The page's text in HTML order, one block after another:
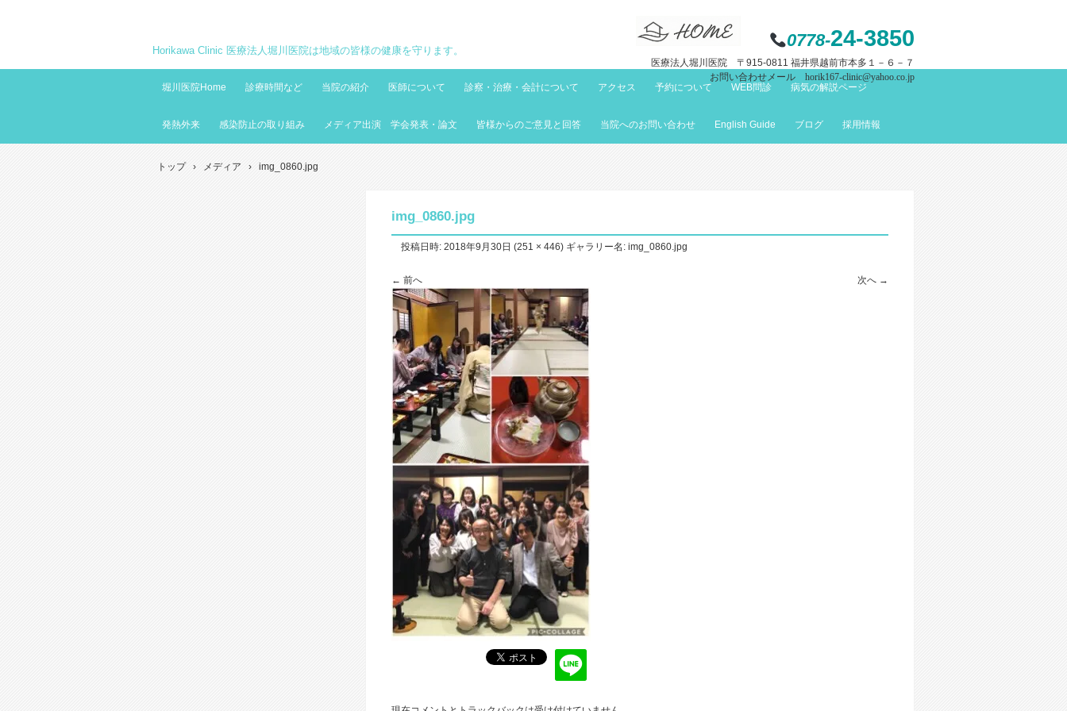
Horikawa Clinic 医療法人堀川医院は地域の皆様の健康を守ります。
0778-24-3850
医療法人堀川医院 〒915-0811 福井県越前市本多１－６－７
お問い合わせメール horik167-clinic@yahoo.co.jp
堀川医院Home
診療時間など 当院の紹介 医師について 診察・治療・会計について アクセス 予約について WEB問診 病気の解説ページ
発熱外来 感染防止の取り組み メディア出演 学会発表・論文 皆様からのご意見と回答 当院へのお問い合わせ English Guide ブログ 採用情報
トップ › メディア › img_0860.jpg
img_0860.jpg
投稿日時: 2018年9月30日 (251 × 446) ギャラリー名: img_0860.jpg
← 前へ 次へ →